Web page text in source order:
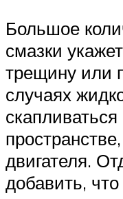
Большое
смазки
трещину или
случаях
двигателя.
добавить,